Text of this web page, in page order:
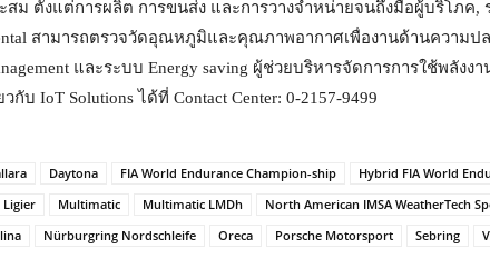
สม ตั้งแต่การผลิต การขนส่ง และการวางจำหน่ายจนถึงมือผู้บริโภค,
สามารถตรวจวัดอุณหภูมิและคุณภาพอากาศเพื่องานด้านความป
และระบบ Energy saving ผู้ช่วยบริหารจัดการการใช้พลัง
วกับ IoT Solutions ได้ที่ Contact Center: 0-2157-9499
Daytona FIA World Endurance Champion-ship
Hybrid FIA World
Ligier Multimatic Multimatic LMDh
North American IMSA WeatherTech
Nürburgring Nordschleife Oreca Porsche Motorsport Sebring